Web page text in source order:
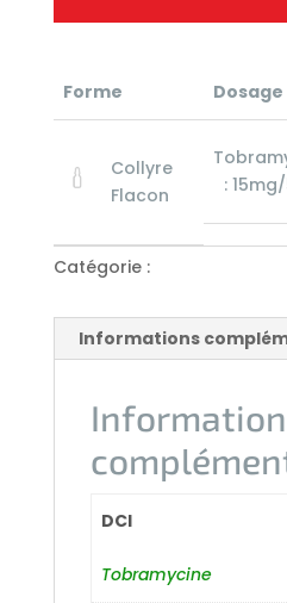
Forme Dosage
Collyre
Flacon
:
Catégorie :
Informations
DCI
Tobramycine